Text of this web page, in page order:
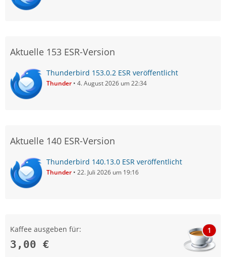
Aktuelle 153 ESR-Version
Thunderbird 153.0.2 ESR veröffentlicht
Thunder 4. August 2026 um 22:34
Aktuelle 140 ESR-Version
Thunderbird 140.13.0 ESR veröffentlicht
Thunder 22. Juli 2026 um 19:16
Kaffee ausgeben für:
3,00 €
1